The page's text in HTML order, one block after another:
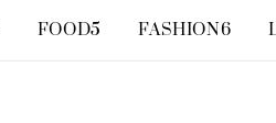
FOOD5 FASHION6